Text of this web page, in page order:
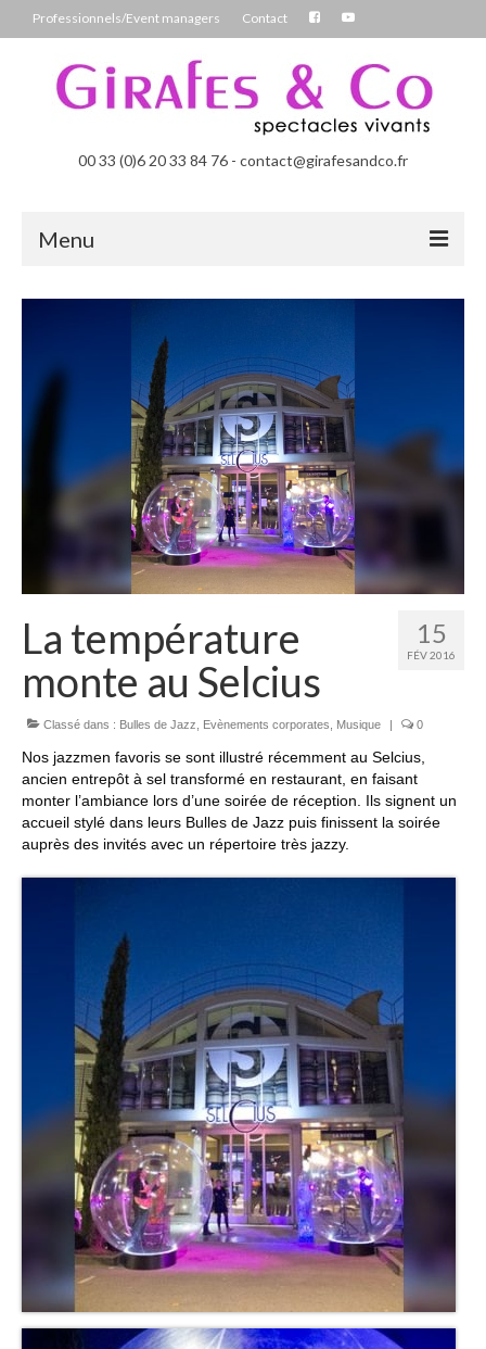
Professionnels/Event managers Contact
00 33 (0)6 20 33 84 76 - contact@girafesandco.fr
Menu
Professionnels/Event managers
Les Danseuses Bulles
15
FÉV 2016
La température
monte au Selcius
Classé dans : Bulles de Jazz Evènements corporates Musique | 0
Nos jazzmen favoris se sont illustré récemment au Selcius,
ancien entrepôt à sel transformé en restaurant, en faisant
monter l’ambiance lors d’une soirée de réception. Ils signent un
accueil stylé dans leurs Bulles de Jazz puis finissent la soirée
auprès des invités avec un répertoire très jazzy.